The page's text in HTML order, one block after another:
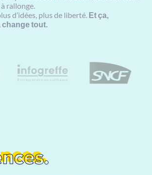
rallonge.
d’idées, plus de liberté. Et ça,
change tout.